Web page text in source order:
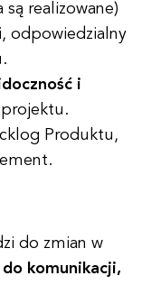
są realizowane)
odpowiedzialny
i
Produktu,
do zmian w
do komunikacji,